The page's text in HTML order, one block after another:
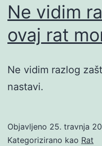
Ne vidim
ovaj rat
Ne vidim razlog
nastavi.
Objavljeno 25. travnja
Kategorizirano kao Rat